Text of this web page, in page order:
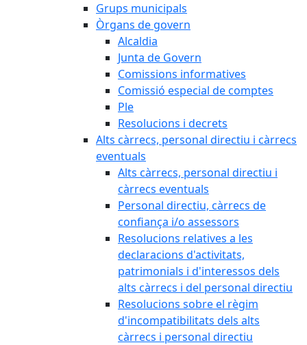
Grups municipals
Òrgans de govern
Alcaldia
Junta de Govern
Comissions informatives
Comissió especial de comptes
Ple
Resolucions i decrets
Alts càrrecs, personal directiu i càrrecs
eventuals
Alts càrrecs, personal directiu i
càrrecs eventuals
Personal directiu, càrrecs de
confiança i/o assessors
Resolucions relatives a les
declaracions d'activitats,
patrimonials i d'interessos dels
alts càrrecs i del personal directiu
Resolucions sobre el règim
d'incompatibilitats dels alts
càrrecs i personal directiu